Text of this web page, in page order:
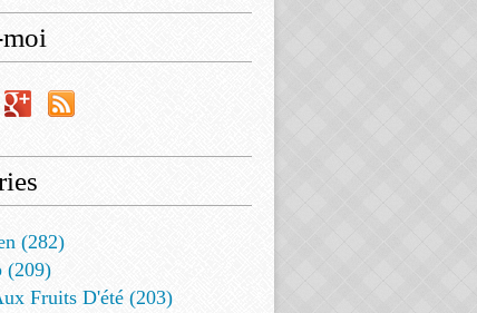
(282)
(209)
Fruits D'été (203)